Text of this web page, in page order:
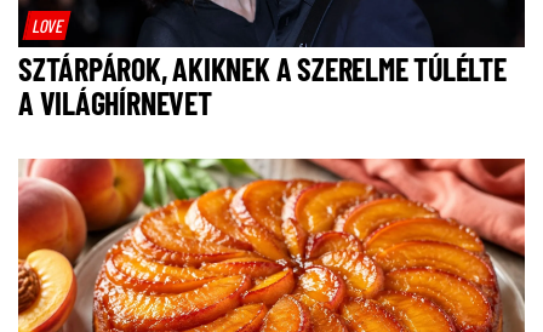
LOVE
SZTÁRPÁROK, AKIKNEK A SZERELME TÚLÉLTE
A VILÁGHÍRNEVET